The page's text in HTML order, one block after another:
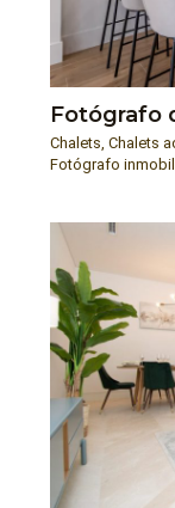
Fotógrafo
Chalets, Chalets
Fotógrafo